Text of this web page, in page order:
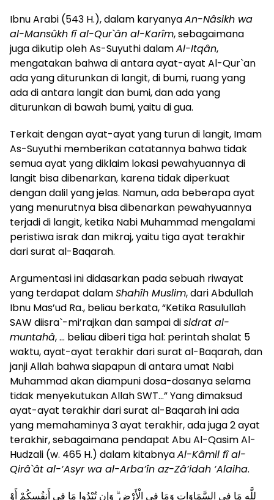
Ibnu Arabi (543 H.), dalam karyanyaAn-Nâsikh wa
al-Mansûkh fî al-Qur`ân al-Karîm, sebagaimana
juga dikutip oleh As-Suyuthi dalamAl-Itqân,
mengatakan bahwa di antara ayat-ayat Al-Qur`an
ada yang diturunkan di langit, di bumi, ruang yang
ada di antara langit dan bumi, dan ada yang
diturunkan di bawah bumi, yaitu di gua.
Terkait dengan ayat-ayat yang turun di langit, Imam
As-Suyuthi memberikan catatannya bahwa tidak
semua ayat yang diklaim lokasi pewahyuannya di
langit bisa dibenarkan, karena tidak diperkuat
dengan dalil yang jelas. Namun, ada beberapa ayat
yang menurutnya bisa dibenarkan pewahyuannya
terjadi di langit, ketika Nabi Muhammad mengalami
peristiwa israk dan mikraj, yaitu tiga ayat terakhir
dari surat al-Baqarah.
Argumentasi ini didasarkan pada sebuah riwayat
yang terdapat dalamShahîh Muslim, dari Abdullah
Ibnu Mas’ud Ra., beliau berkata, “Ketika Rasulullah
SAW diisra`-mi’rajkan dan sampai disidrat al-
muntahâ, … beliau diberi tiga hal: perintah shalat 5
waktu, ayat-ayat terakhir dari surat al-Baqarah, dan
janji Allah bahwa siapapun di antara umat Nabi
Muhammad akan diampuni dosa-dosanya selama
tidak menyekutukan Allah SWT…” Yang dimaksud
ayat-ayat terakhir dari surat al-Baqarah ini ada
yang memahaminya 3 ayat terakhir, ada juga 2 ayat
terakhir, sebagaimana pendapat Abu Al-Qasim Al-
Hudzali (w. 465 H.) dalam kitabnyaAl-Kâmil fî al-
Qirâ`ât al-‘Asyr wa al-Arba’în az-Zâ’idah ‘Alaiha.
لِلَّهِ مَا فِي السَّمَاوَاتِ وَمَا فِي الْأَرْضِ ۗ وَإِن تُبْدُوا مَا فِي أَنفُسِكُمْ أَوْ